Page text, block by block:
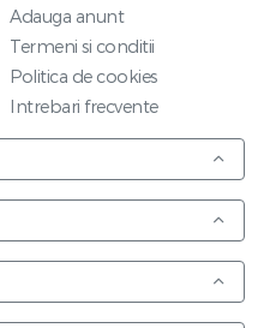
Adauga anunt
Termeni si conditii
Politica de cookies
Intrebari frecvente